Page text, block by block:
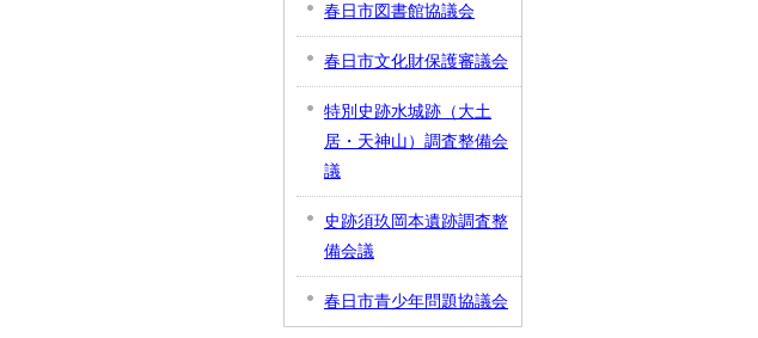
春日市図書館協議会
春日市文化財保護審議会
特別史跡水城跡（大土
居・天神山）調査整備会
議
史跡須玖岡本遺跡調査整
備会議
春日市青少年問題協議会